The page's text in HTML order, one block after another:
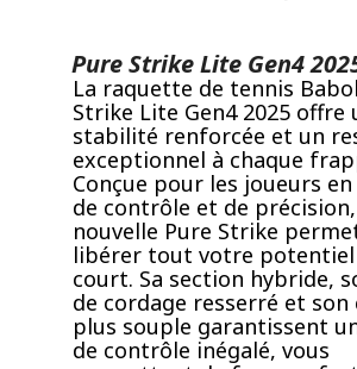
Pure Strike Lite Gen4
La raquette de tennis
Strike Lite Gen4 2025 offre
stabilité renforcée et un
exceptionnel à chaque
Conçue pour les joueurs
de contrôle et de
nouvelle Pure Strike
libérer tout votre potentiel
court. Sa section hybride,
de cordage resserré et son
plus souple garantissent
de contrôle inégalé, vous